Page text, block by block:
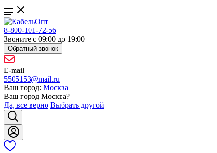
8-800-101-72-56
Звоните с 09:00 до 19:00
Обратный звонок
E-mail
5505153@mail.ru
Ваш город: Москва
Ваш город Москва?
Да, все верно Выбрать другой